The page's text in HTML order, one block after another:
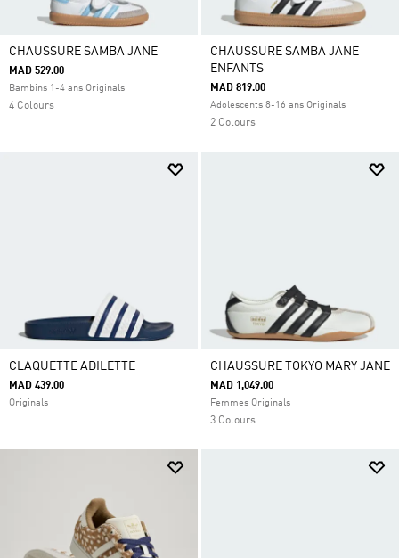
CHAUSSURE SAMBA JANE
MAD 529.00
Bambins 1-4 ans Originals
4 Colours
CHAUSSURE SAMBA JANE
ENFANTS
MAD 819.00
Adolescents 8-16 ans Originals
2 Colours
CLAQUETTE ADILETTE
MAD 439.00
Originals
CHAUSSURE TOKYO MARY JANE
MAD 1,049.00
Femmes Originals
3 Colours